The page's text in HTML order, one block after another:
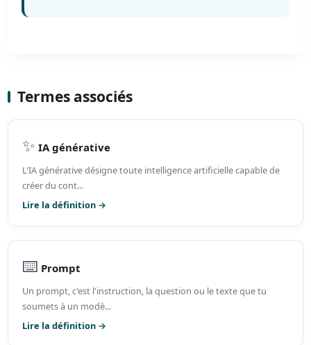
Termes associés
✨ IA générative
L'IA générative désigne toute intelligence artificielle capable de
créer du cont...
Lire la définition →
⌨️ Prompt
Un prompt, c'est l'instruction, la question ou le texte que tu
soumets à un modè...
Lire la définition →